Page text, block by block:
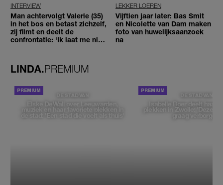
INTERVIEW
Man achtervolgt Valerie (35)
in het bos en betast zichzelf,
zij filmt en deelt de
confrontatie: 'Ik laat me niet
LEKKER LOEREN
Vijftien jaar later: Bas Smit
en Nicolette van Dam maken
foto van huwelijksaanzoek
na
LINDA.PREMIUM
DE STAD VAN
Elske DeWall over Leeuwarden,
muziek en haar favoriete plekken in
de stad: 'Een stad die voelt als thuis'
DE STAD VAN
Isabelle Boer deelt haar
plekken in Zwolle: 'Deze
graag verborgen'